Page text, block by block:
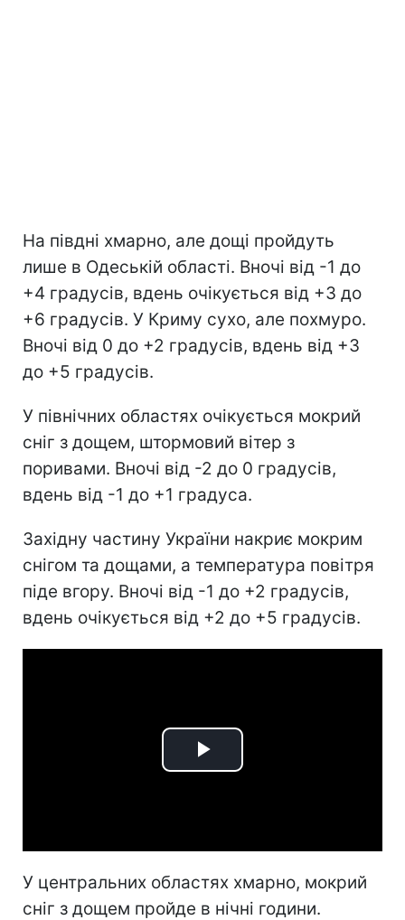
На півдні хмарно, але дощі пройдуть
лише в Одеській області. Вночі від -1 до
+4 градусів, вдень очікується від +3 до
+6 градусів. У Криму сухо, але похмуро.
Вночі від 0 до +2 градусів, вдень від +3
до +5 градусів.
У північних областях очікується мокрий
сніг з дощем, штормовий вітер з
поривами. Вночі від -2 до 0 градусів,
вдень від -1 до +1 градуса.
Західну частину України накриє мокрим
снігом та дощами, а температура повітря
піде вгору. Вночі від -1 до +2 градусів,
вдень очікується від +2 до +5 градусів.
Play
У центральних областях хмарно, мокрий
сніг з дощем пройде в нічні години.